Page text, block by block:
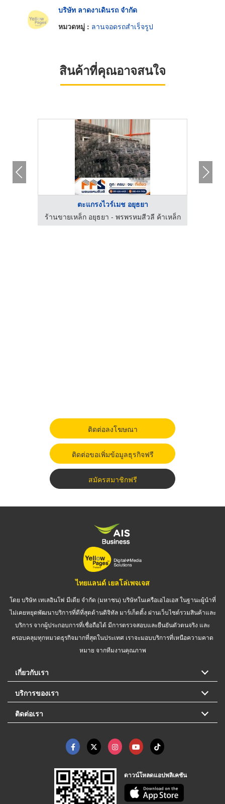
บริษัท ลาดงาเดินรถ จำกัด
หมวดหมู่ : ลานจอดรถสำเร็จรูป
สินค้าที่คุณอาจสนใจ
ตะแกรงไวร์เมช อยุธยา
ร้านขายเหล็ก อยุธยา - พรพรหมสีวลี ค้าเหล็ก
ติดต่อลงโฆษณา
ติดต่อขอเพิ่มข้อมูลธุรกิจฟรี
สมัครสมาชิกฟรี
ไทยแลนด์ เยลโล่เพจเจส
โดย บริษัท เทเลอินโฟ มีเดีย จำกัด (มหาชน) บริษัทในเครือเอไอเอส ในฐานะผู้นำที่
ไม่เคยหยุดพัฒนาบริการที่ดีที่สุดด้านดิจิทัล มาร์เก็ตติ้ง ผ่านเว็บไซต์รวมสินค้าและ
บริการ จากผู้ประกอบการที่เชื่อถือได้ มีการตรวจสอบและยืนยันตัวตนจริง และ
ครอบคลุมทุกหมวดธุรกิจมากที่สุดในประเทศ เราจะมอบบริการที่เหนือความคาด
หมาย จากทีมงานคุณภาพ
เกี่ยวกับเรา
บริการของเรา
ติดต่อเรา
ดาวน์โหลดแอปพลิเคชัน